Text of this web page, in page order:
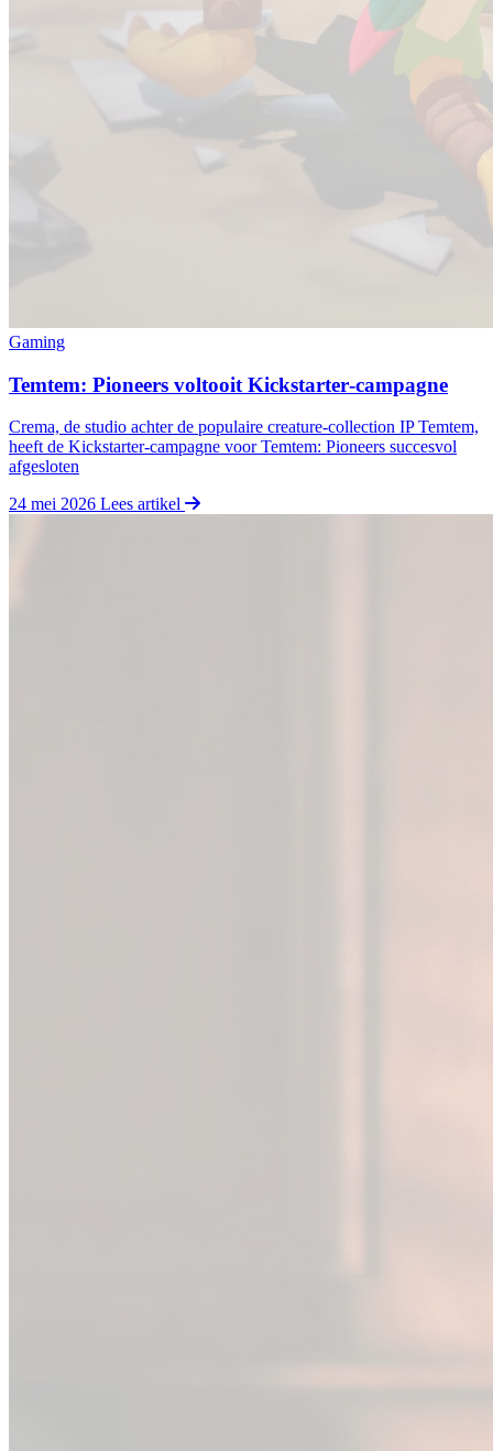
Gaming
Temtem: Pioneers voltooit Kickstarter‑campagne
Crema, de studio achter de populaire creature‑collection IP Temtem,
heeft de Kickstarter‑campagne voor Temtem: Pioneers succesvol
afgesloten
24 mei 2026 Lees artikel